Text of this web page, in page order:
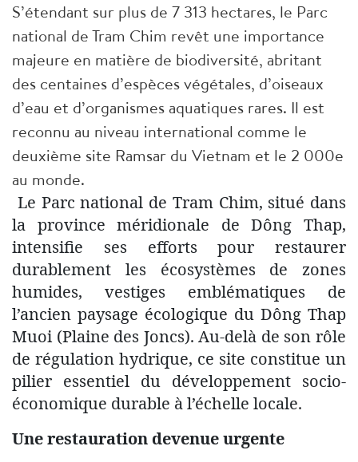
S’étendant sur plus de 7 313 hectares, le Parc
national de Tram Chim revêt une importance
majeure en matière de biodiversité, abritant
des centaines d’espèces végétales, d’oiseaux
d’eau et d’organismes aquatiques rares. Il est
reconnu au niveau international comme le
deuxième site Ramsar du Vietnam et le 2 000e
au monde.
Le Parc national de Tram Chim, situé dans
la province méridionale de Dông Thap,
intensifie ses efforts pour restaurer
durablement les écosystèmes de zones
humides, vestiges emblématiques de
l’ancien paysage écologique du Dông Thap
Muoi (Plaine des Joncs). Au-delà de son rôle
de régulation hydrique, ce site constitue un
pilier essentiel du développement socio-
économique durable à l’échelle locale.
Une restauration devenue urgente